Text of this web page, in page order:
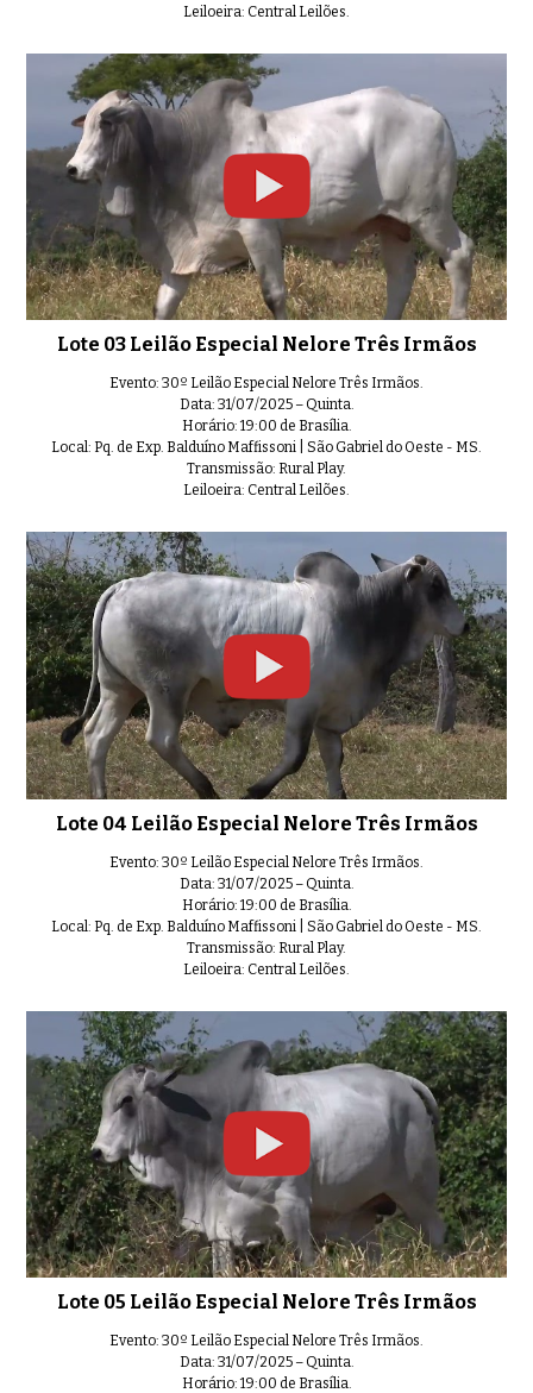
0:41 Lote 12 Leilão Especial Nelore
0:54 Lote 13 Leilão Especial Nelore
0:36 Lote 14 Leilão Especial Nelore
0:43
Lote 16 Leilão Especial Nelore
0:34 Lote 17 Leilão Especial Nelore
0:50 Lote 18 Leilão Especial Nelore
0:45 Lote 19 Leilão Especial Nelore
0:37 Lote 20 Leilão Especial Nelore
0:34 Lote 21 Leilão Especial Nelore
Leiloeira: Central Leilões.
Lote 03 Leilão Especial Nelore Três Irmãos
Evento: 30º Leilão Especial Nelore Três Irmãos.
Data: 31/07/2025 – Quinta.
Horário: 19:00 de Brasília.
Local: Pq. de Exp. Balduíno Maffissoni | São Gabriel do Oeste - MS.
Transmissão: Rural Play.
Leiloeira: Central Leilões.
Lote 04 Leilão Especial Nelore Três Irmãos
Evento: 30º Leilão Especial Nelore Três Irmãos.
Data: 31/07/2025 – Quinta.
Horário: 19:00 de Brasília.
Local: Pq. de Exp. Balduíno Maffissoni | São Gabriel do Oeste - MS.
Transmissão: Rural Play.
Leiloeira: Central Leilões.
Lote 05 Leilão Especial Nelore Três Irmãos
Evento: 30º Leilão Especial Nelore Três Irmãos.
Data: 31/07/2025 – Quinta.
Horário: 19:00 de Brasília.